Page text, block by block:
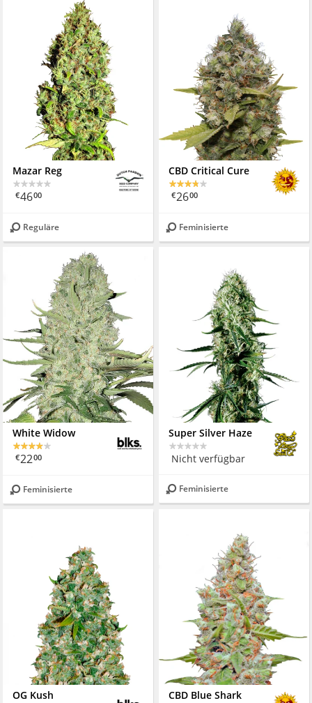
Mazar Reg
€4600
Reguläre
CBD Critical Cure
€2600
Feminisierte
White Widow
€2200
Feminisierte
Super Silver Haze
Nicht verfügbar
Feminisierte
OG Kush CBD Blue Shark